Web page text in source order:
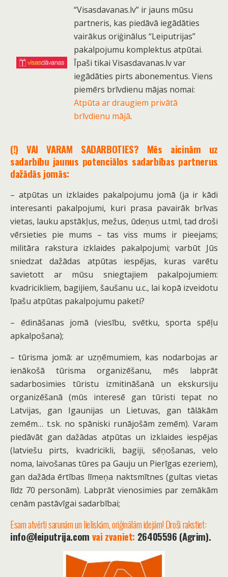
“Visasdavanas.lv” ir jauns mūsu
partneris, kas piedāvā iegādāties
vairākus oriģinālus “Leiputrijas”
pakalpojumu komplektus atpūtai.
Īpaši tikai Visasdavanas.lv var
iegādāties pirts abonementus. Viens
piemērs brīvdienu mājas nomai:
Atpūta ar draugiem privātā
brīvdienu mājā.
(!) VAI VARAM SADARBOTIES? Mēs aicinām uz
sadarbību jaunus potenciālos sadarbības partnerus
dažādās jomās:
– atpūtas un izklaides pakalpojumu jomā (ja ir kādi
interesanti pakalpojumi, kuri prasa pavairāk brīvas
vietas, lauku apstākļus, mežus, ūdeņus u.tml, tad droši
vērsieties pie mums – tas viss mums ir pieejams;
militāra rakstura izklaides pakalpojumi; varbūt Jūs
sniedzat dažādas atpūtas iespējas, kuras varētu
savietott ar mūsu sniegtajiem pakalpojumiem:
kvadricikliem, bagijiem, šaušanu u.c., lai kopā izveidotu
īpašu atpūtas pakalpojumu paketi?
– ēdināšanas jomā (viesību, svētku, sporta spēļu
apkalpošana);
– tūrisma jomā: ar uzņēmumiem, kas nodarbojas ar
ienākošā tūrisma organizēšanu, mēs labprāt
sadarbosimies tūristu izmitināšanā un ekskursiju
organizēšanā (mūs interesē gan tūristi tepat no
Latvijas, gan Igaunijas un Lietuvas, gan tālākām
zemēm… t.sk. no spāniski runājošām zemēm). Varam
piedāvāt gan dažādas atpūtas un izklaides iespējas
(latviešu pirts, kvadricikli, bagiji, sēņošanas, velo
noma, laivošanas tūres pa Gauju un Pierīgas ezeriem),
gan dažāda ērtības līmeņa naktsmītnes (gultas vietas
līdz 70 personām). Labprāt vienosimies par zemākām
cenām pastāvīgai sadarbībai;
Esam atvērti sarunām un lieliskām, oriģinālām idejām! Droši rakstiet:
info@leiputrija.com vai zvaniet: 26405596 (Agrim).